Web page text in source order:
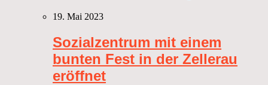
19. Mai 2023
Sozialzentrum mit einem
bunten Fest in der Zellerau
eröffnet